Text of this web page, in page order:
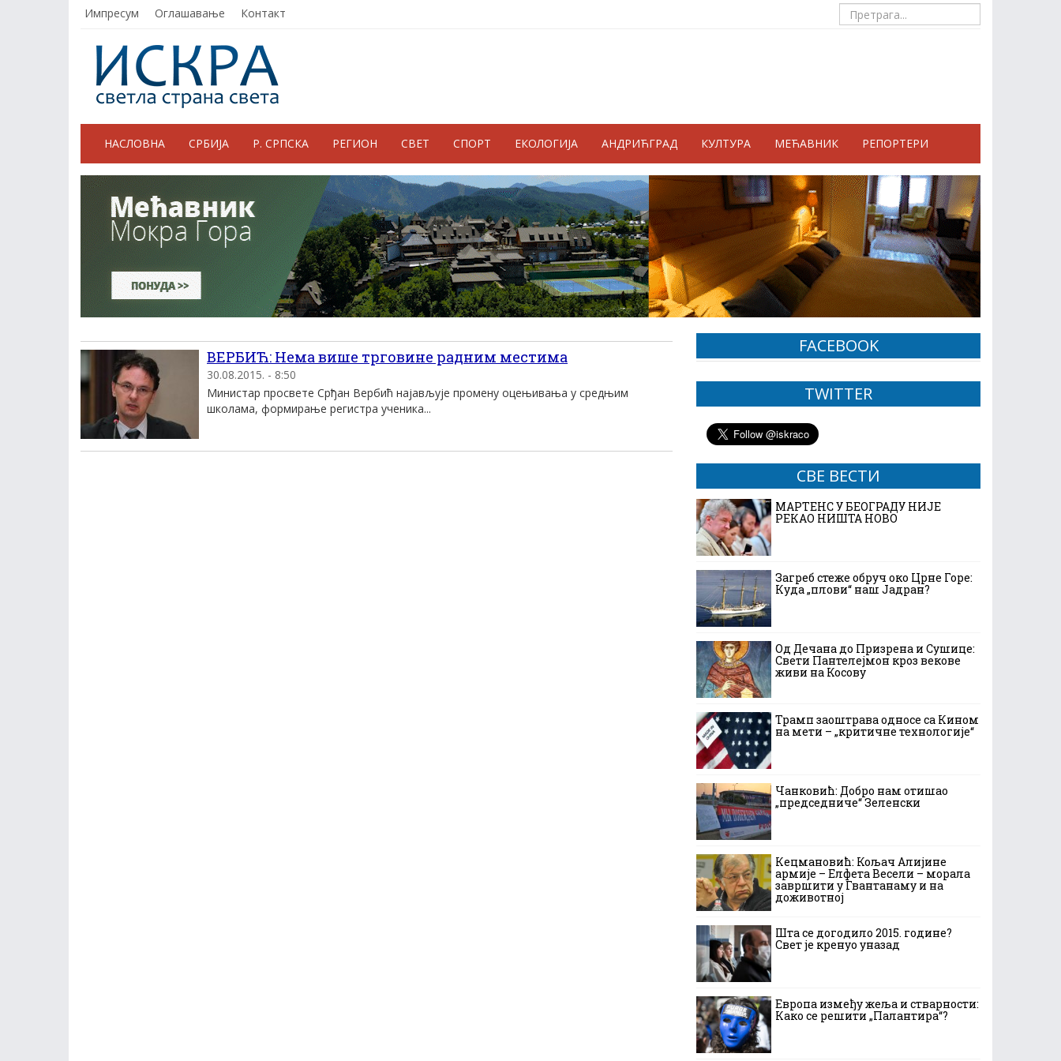
Импресум Оглашавање Контакт
НАСЛОВНА СРБИЈА Р. СРПСКА РЕГИОН СВЕТ СПОРТ ЕКОЛОГИЈА АНДРИЋГРАД КУЛТУРА МЕЋАВНИК РЕПОРТЕРИ
ВЕРБИЋ: Нема више трговине радним местима
30.08.2015. - 8:50
Министар просвете Срђан Вербић најављује промену оцењивања у средњим
школама, формирање регистра ученика...
FACEBOOK
TWITTER
СВЕ ВЕСТИ
МАРТЕНС У БЕОГРАДУ НИЈЕ
РЕКАО НИШТА НОВО
Загреб стеже обруч око Црне Горе:
Куда „плови“ наш Јадран?
Од Дечана до Призрена и Сушице:
Свети Пантелејмон кроз векове
живи на Косову
Трамп заоштрава односе са Кином
на мети – „критичне технологије“
Чанковић: Добро нам отишао
„председниче“ Зеленски
Кецмановић: Кољач Алијине
армије – Елфета Весели – морала
завршити у Гвантанаму и на
доживотној
Шта се догодило 2015. године?
Свет је кренуо уназад
Европа између жеља и стварности:
Како се решити „Палантира“?